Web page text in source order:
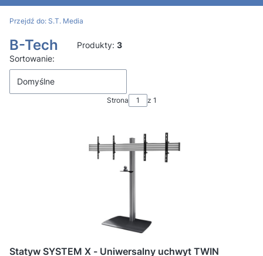
Przejdź do: S.T. Media
B-Tech Produkty: 3
Lista produktów
Sortowanie:
Domyślne
Strona z 1
Statyw SYSTEM X - Uniwersalny uchwyt TWIN